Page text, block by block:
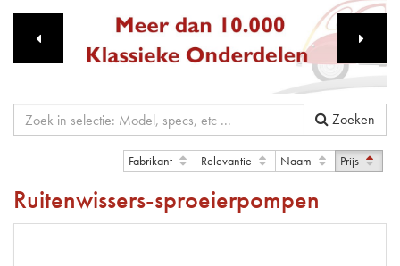
Zoeken
Fabrikant Relevantie Naam Prijs
Ruitenwissers-sproeierpompen